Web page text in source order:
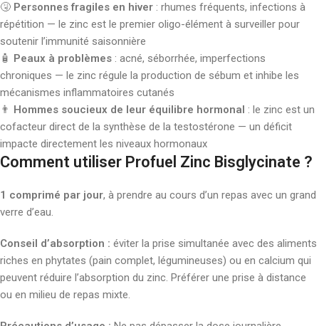
🤧 Personnes fragiles en hiver : rhumes fréquents, infections à
répétition — le zinc est le premier oligo-élément à surveiller pour
soutenir l’immunité saisonnière
🧴
Peaux à problèmes : acné, séborrhée, imperfections
chroniques — le zinc régule la production de sébum et inhibe les
mécanismes inflammatoires cutanés
👨
Hommes soucieux de leur équilibre hormonal : le zinc est un
cofacteur direct de la synthèse de la testostérone — un déficit
impacte directement les niveaux hormonaux
Comment utiliser Profuel Zinc Bisglycinate ?
1 comprimé par jour, à prendre au cours d’un repas avec un grand
verre d’eau.
Conseil d’absorption : éviter la prise simultanée avec des aliments
riches en phytates (pain complet, légumineuses) ou en calcium qui
peuvent réduire l’absorption du zinc. Préférer une prise à distance
ou en milieu de repas mixte.